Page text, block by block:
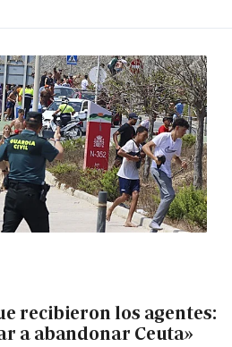
recibieron los agentes:
a abandonar Ceuta»